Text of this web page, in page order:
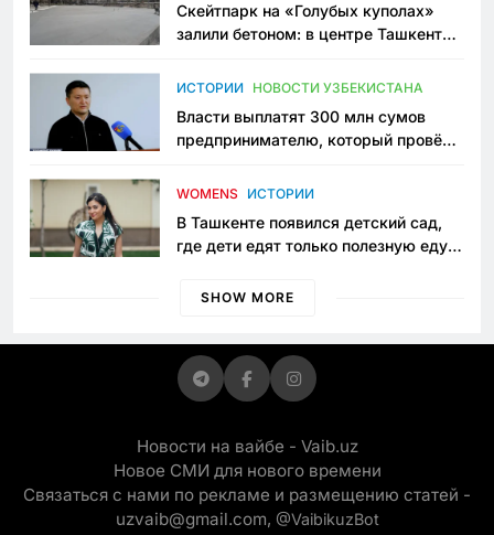
Скейтпарк на «Голубых куполах»
залили бетоном: в центре Ташкента
пространство
ИСТОРИИ НОВОСТИ УЗБЕКИСТАНА
Власти выплатят 300 млн сумов
предпринимателю, который провёл
приговору
WOMENS ИСТОРИИ
В Ташкенте появился детский сад,
где дети едят только полезную еду.
просить «кашу без сахара»
SHOW MORE
Новости на вайбе - Vaib.uz
Новое СМИ для нового времени
Связаться с нами по рекламе и размещению статей -
uzvaib@gmail.com, @VaibikuzBot